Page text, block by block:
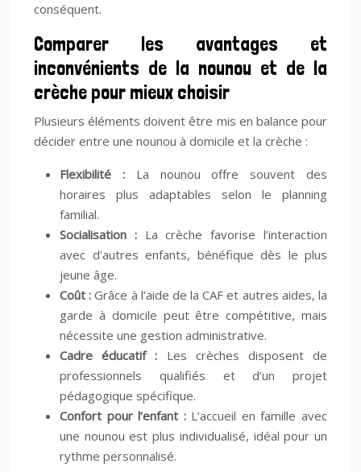
conséquent.
Comparer les avantages et
inconvénients de la nounou et de la
crèche pour mieux choisir
Plusieurs éléments doivent être mis en balance pour
décider entre une nounou à domicile et la crèche :
Flexibilité :La nounou offre souvent des
horaires plus adaptables selon le planning
familial.
Socialisation :La crèche favorise l’interaction
avec d’autres enfants, bénéfique dès le plus
jeune âge.
Coût : Grâce à l’aide de la CAF et autres aides, la
garde à domicile peut être compétitive, mais
nécessite une gestion administrative.
Cadre éducatif : Les crèches disposent de
professionnels qualifiés et d’un projet
pédagogique spécifique.
Confort pour l’enfant :L’accueil en famille avec
une nounou est plus individualisé, idéal pour un
rythme personnalisé.